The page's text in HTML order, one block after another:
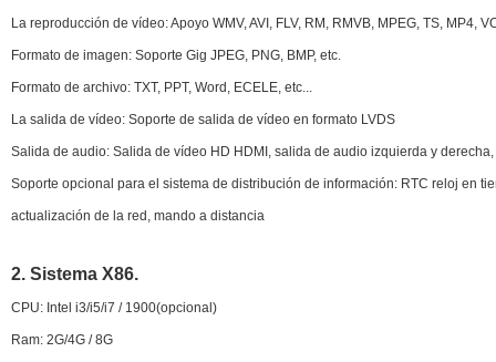
La reproducción de vídeo: Apoyo WMV, AVI, FLV, RM, RMVB, MPEG, TS, MP4,
Formato de imagen: Soporte Gig JPEG, PNG, BMP, etc.
Formato de archivo: TXT, PPT, Word, ECELE, etc...
La salida de vídeo: Soporte de salida de vídeo en formato LVDS
Salida de audio: Salida de vídeo HD HDMI, salida de audio izquierda y
Soporte opcional para el sistema de distribución de información: RTC reloj en
actualización de la red, mando a distancia
2. Sistema X86.
CPU: Intel i3/i5/i7 / 1900(opcional)
Ram: 2G/4G / 8G